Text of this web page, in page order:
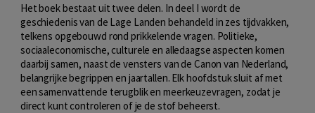
Het boek bestaat uit twee delen. In deel I wordt de
geschiedenis van de Lage Landen behandeld in zes tijdvakken,
telkens opgebouwd rond prikkelende vragen. Politieke,
sociaaleconomische, culturele en alledaagse aspecten komen
daarbij samen, naast de vensters van de Canon van Nederland,
belangrijke begrippen en jaartallen. Elk hoofdstuk sluit af met
een samenvattende terugblik en meerkeuzevragen, zodat je
direct kunt controleren of je de stof beheerst.